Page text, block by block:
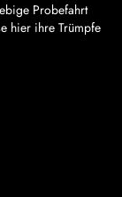
Probefahrt
hier ihre Trümpfe